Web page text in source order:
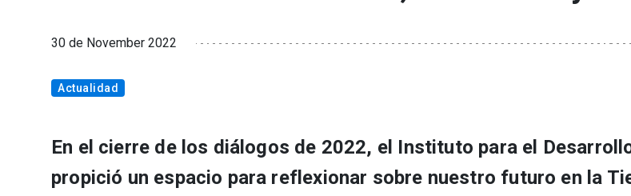
30 de November 2022
Actualidad
En el cierre de los diálogos de 2022, el Instituto para el
propició un espacio para reflexionar sobre nuestro futuro en la